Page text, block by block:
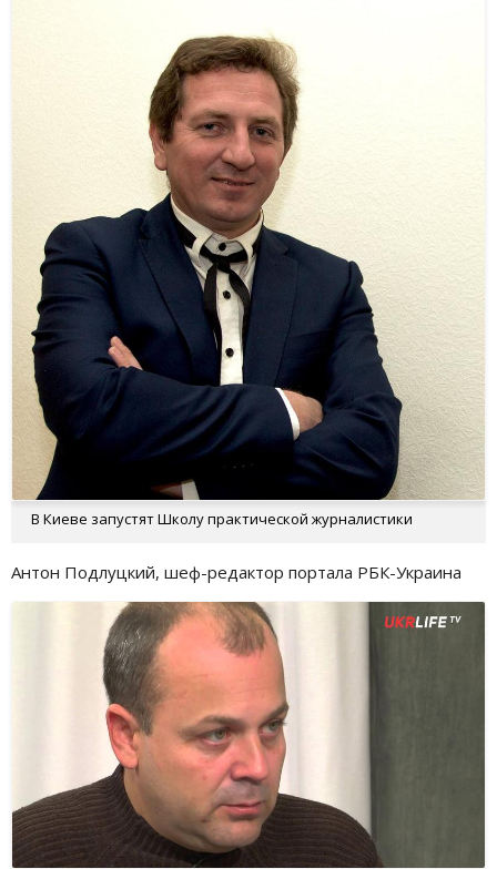
В Киеве запустят Школу практической журналистики
Антон Подлуцкий, шеф-редактор портала РБК-Украина